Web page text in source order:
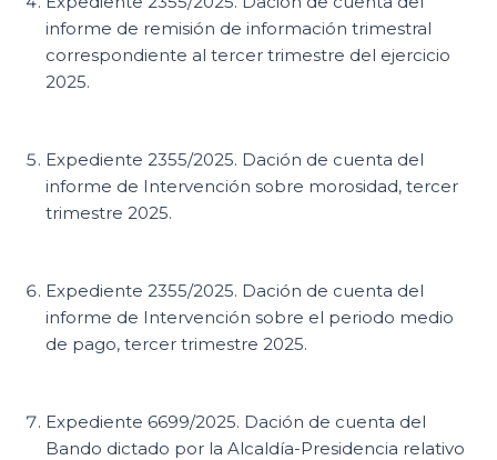
informe de remisión de información trimestral
correspondiente al tercer trimestre del ejercicio
2025.
Expediente 2355/2025. Dación de cuenta del
informe de Intervención sobre morosidad, tercer
trimestre 2025.
Expediente 2355/2025. Dación de cuenta del
informe de Intervención sobre el periodo medio
de pago, tercer trimestre 2025.
Expediente 6699/2025. Dación de cuenta del
Bando dictado por la Alcaldía-Presidencia relativo